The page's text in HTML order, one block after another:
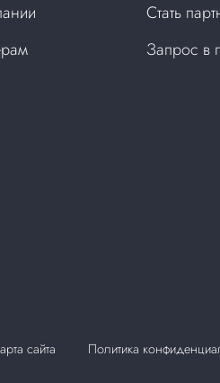
Стать
Запрос в
сайта Политика